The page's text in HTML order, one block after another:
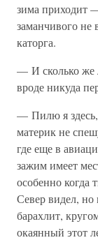
зима приходит
заманчивого не
каторга.
— И сколько же
вроде никуда
— Пилю я здесь,
материк не
где еще в
зажим имеет
особенно когда
Север видел, но
барахлит,
окаянный этот